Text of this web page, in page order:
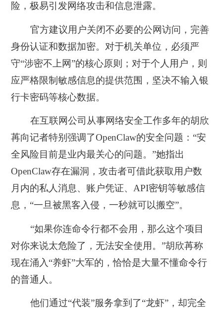
险，极易引发网络攻击和信息泄露。
官方建议用户关闭不必要的公网访问，完善
身份认证和数据加密。对于机关单位，必须严
守“涉密不上网”的核心原则；对于个人用户，则
应严格限制敏感信息的提供范围，坚决不输入银
行卡密码等核心数据。
在互联网公司从事网络安全工作多年的胡欣
苒向记者特别强调了OpenClaw的安全问题：“安
全风险目前是业内最关心的问题。”她指出
OpenClaw存在漏洞，攻击者可借此获取用户数
月内的私人消息、账户凭证、API密钥等敏感信
息，“一旦被黑客入侵，一秒就可以搬空”。
“如果你连命令行都不会用，那么这个项目
对你来说太危险了，无法安全使用。”胡欣苒称
现在涌入“养虾”大军的，恰恰是大量不懂命令行
的普通人。
他们通过“代装”服务拿到了“龙虾”，却完全